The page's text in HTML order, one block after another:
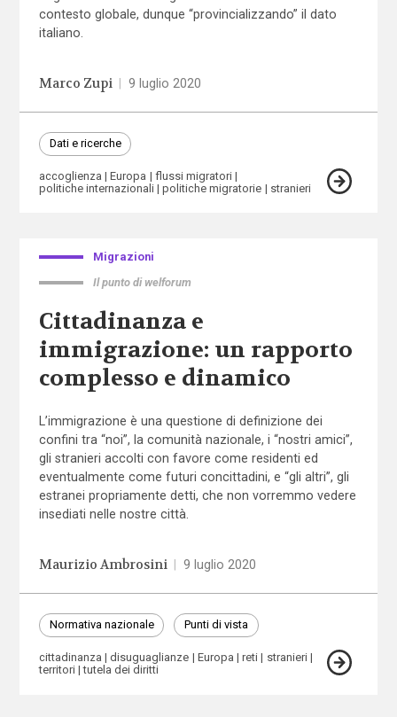
contesto globale, dunque “provincializzando” il dato
italiano.
Marco Zupi | 9 luglio 2020
Dati e ricerche
accoglienza Europa
flussi migratori
politiche internazionali
politiche migratorie stranieri
Migrazioni
Il punto di welforum
Cittadinanza e
immigrazione: un rapporto
complesso e dinamico
L’immigrazione è una questione di definizione dei
confini tra “noi”, la comunità nazionale, i “nostri amici”,
gli stranieri accolti con favore come residenti ed
eventualmente come futuri concittadini, e “gli altri”, gli
estranei propriamente detti, che non vorremmo vedere
insediati nelle nostre città.
Maurizio Ambrosini 9 luglio 2020
Normativa nazionale Punti di vista
cittadinanza disuguaglianze Europa reti
stranieri
territori
tutela dei diritti